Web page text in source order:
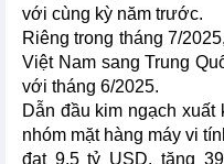
với cùng kỳ năm trước.
Riêng trong tháng 7/
Việt Nam sang Trung
với tháng 6/2025.
Dẫn đầu kim ngạch xuất
nhóm mặt hàng máy vi
đạt 9,5 tỷ USD, tăng